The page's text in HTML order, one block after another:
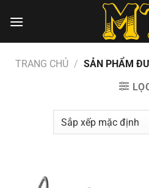
đến
TRANG CHỦ / SẢN PHẨM